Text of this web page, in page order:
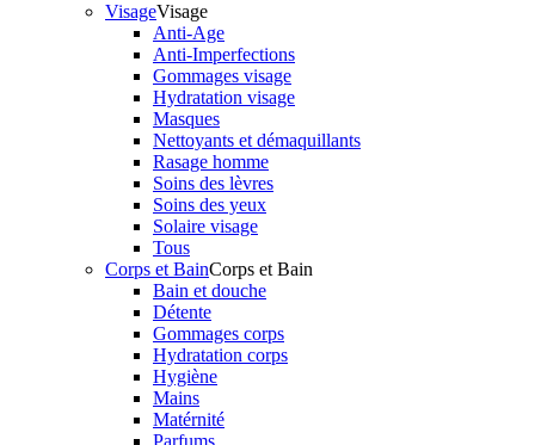
VisageVisage
Anti-Age
Anti-Imperfections
Gommages visage
Hydratation visage
Masques
Nettoyants et démaquillants
Rasage homme
Soins des lèvres
Soins des yeux
Solaire visage
Tous
Corps et BainCorps et Bain
Bain et douche
Détente
Gommages corps
Hydratation corps
Hygiène
Mains
Matérnité
Parfums